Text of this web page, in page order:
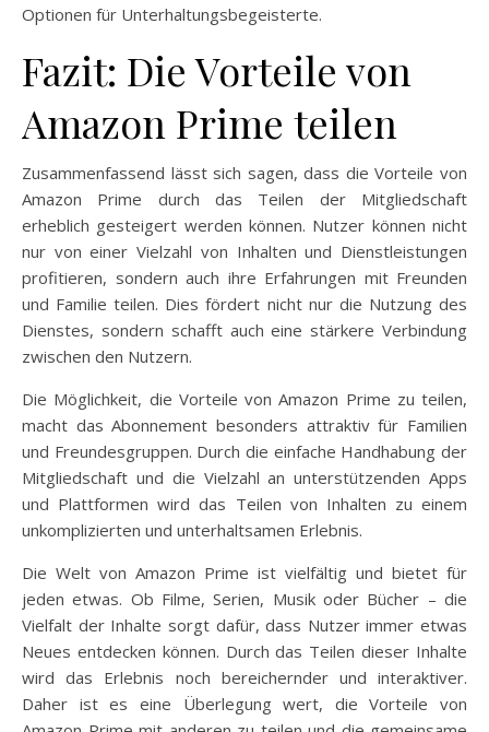
Optionen für Unterhaltungsbegeisterte.
Fazit: Die Vorteile von
Amazon Prime teilen
Zusammenfassend lässt sich sagen, dass die Vorteile von
Amazon Prime durch das Teilen der Mitgliedschaft
erheblich gesteigert werden können. Nutzer können nicht
nur von einer Vielzahl von Inhalten und Dienstleistungen
profitieren, sondern auch ihre Erfahrungen mit Freunden
und Familie teilen. Dies fördert nicht nur die Nutzung des
Dienstes, sondern schafft auch eine stärkere Verbindung
zwischen den Nutzern.
Die Möglichkeit, die Vorteile von Amazon Prime zu teilen,
macht das Abonnement besonders attraktiv für Familien
und Freundesgruppen. Durch die einfache Handhabung der
Mitgliedschaft und die Vielzahl an unterstützenden Apps
und Plattformen wird das Teilen von Inhalten zu einem
unkomplizierten und unterhaltsamen Erlebnis.
Die Welt von Amazon Prime ist vielfältig und bietet für
jeden etwas. Ob Filme, Serien, Musik oder Bücher – die
Vielfalt der Inhalte sorgt dafür, dass Nutzer immer etwas
Neues entdecken können. Durch das Teilen dieser Inhalte
wird das Erlebnis noch bereichernder und interaktiver.
Daher ist es eine Überlegung wert, die Vorteile von